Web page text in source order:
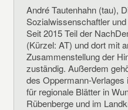
André Tautenhahn (tau),
Sozialwissenschaftler
Seit 2015 Teil der
(Kürzel: AT) und dort mit
Zusammenstellung der
zuständig. Außerdem
des Oppermann-
für regionale Blätter in
Rübenberge und im